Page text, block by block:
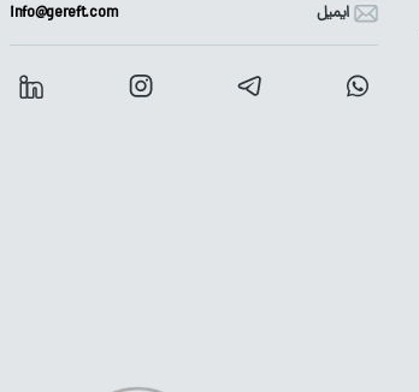
ایمیل info@gereft.com